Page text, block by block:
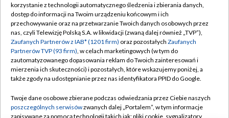
TVP
Abonament TVP
Emisja w TVP
Centrum informacji TVP
Naziemna Telewizja Cyfrowa
Rada Programowa
Regulamin TVP
Polityka prywatności
Moje zgody
Pomoc
Kontakt
korzystanie z technologii automatycznego śledzenia i zbierania danych,
dostęp do informacji na Twoim urządzeniu końcowym i ich
przechowywanie oraz na przetwarzanie Twoich danych osobowych przez
nas, czyli Telewizję Polską S.A. w likwidacji (zwaną dalej również „TVP”),
Zaufanych Partnerów z IAB* (1201 firm) oraz pozostałych Zaufanych
Partnerów TVP (93 firm), w celach marketingowych (w tym do
zautomatyzowanego dopasowania reklam do Twoich zainteresowań i
mierzenia ich skuteczności) i pozostałych, które wskazujemy poniżej, a
także zgody na udostępnianie przez nas identyfikatora PPID do Google.
Twoje dane osobowe zbierane podczas odwiedzania przez Ciebie naszych
poszczególnych serwisówzwanych dalej „Portalem”, w tym informacje
zapisywane za pomocą technologii takich jak: pliki cookie, sygnalizatory